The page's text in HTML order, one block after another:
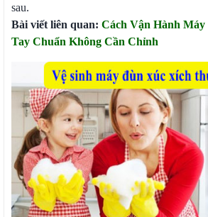
sau.
Bài viết liên quan: Cách Vận Hành
Tay Chuẩn Không Cần Chỉnh